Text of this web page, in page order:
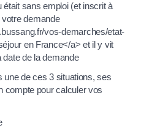
sans emploi (et inscrit à
demande
vos-demarches/etat-
en France</a> et il y vit
de la demande
une de ces 3 situations, ses
compte pour calculer vos